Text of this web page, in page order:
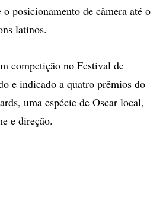
o posicionamento de câmera até o
latinos.
competição no Festival de
e indicado a quatro prêmios do
uma espécie de Oscar local,
e direção.